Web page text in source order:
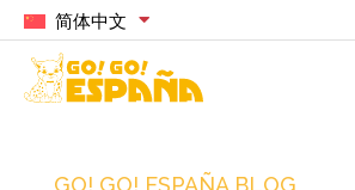
简体中文
GO! GO! ESPAÑA BLOG